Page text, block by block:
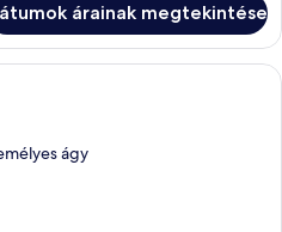
árainak megtekintése
Egy kis méretű szállodai szoba, két
ágy